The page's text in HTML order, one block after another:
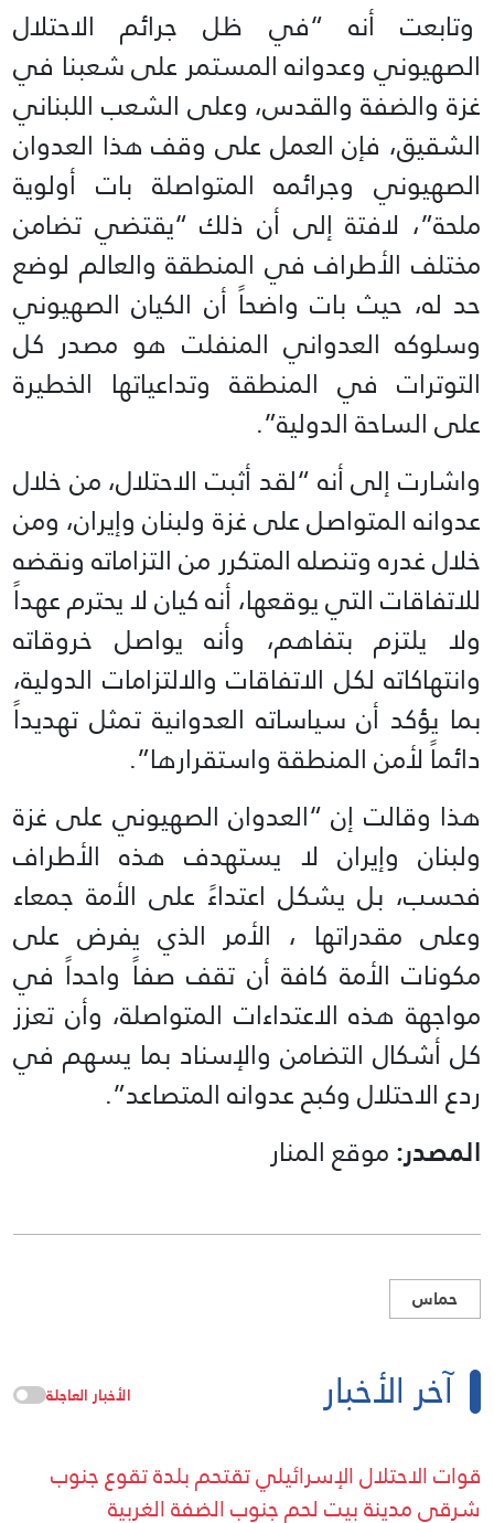
وتابعت أنه “في ظل جرائم الاحتلال
الصهيوني وعدوانه المستمر على شعبنا في
غزة والضفة والقدس، وعلى الشعب اللبناني
الشقيق، فإن العمل على وقف هذا العدوان
الصهيوني وجرائمه المتواصلة بات أولوية
ملحة”، لافتة إلى أن ذلك “يقتضي تضامن
مختلف الأطراف في المنطقة والعالم لوضع
حد له، حيث بات واضحاً أن الكيان الصهيوني
وسلوكه العدواني المنفلت هو مصدر كل
التوترات في المنطقة وتداعياتها الخطيرة
على الساحة الدولية”.
واشارت إلى أنه “لقد أثبت الاحتلال، من خلال
عدوانه المتواصل على غزة ولبنان وإيران، ومن
خلال غدره وتنصله المتكرر من التزاماته ونقضه
للاتفاقات التي يوقعها، أنه كيان لا يحترم عهداً
ولا يلتزم بتفاهم، وأنه يواصل خروقاته
وانتهاكاته لكل الاتفاقات والالتزامات الدولية،
بما يؤكد أن سياساته العدوانية تمثل تهديداً
دائماً لأمن المنطقة واستقرارها”.
هذا وقالت إن “العدوان الصهيوني على غزة
ولبنان وإيران لا يستهدف هذه الأطراف
فحسب، بل يشكل اعتداءً على الأمة جمعاء
وعلى مقدراتها ، الأمر الذي يفرض على
مكونات الأمة كافة أن تقف صفاً واحداً في
مواجهة هذه الاعتداءات المتواصلة، وأن تعزز
كل أشكال التضامن والإسناد بما يسهم في
ردع الاحتلال وكبح عدوانه المتصاعد”.
المصدر:موقع المنار
حماس
آخر الأخبار الأخبار العاجلة
قوات الاحتلال الإسرائيلي تقتحم بلدة تقوع جنوب
شرقي مدينة بيت لحم جنوب الضفة الغربية